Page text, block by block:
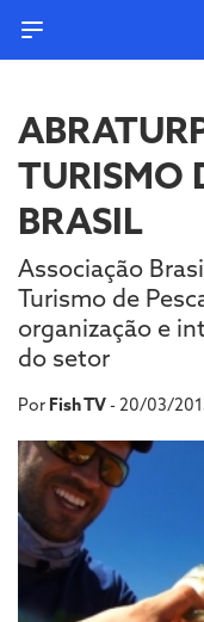
TURISMO
BRASIL
Associação
Turismo de
organização e
do setor
Por Fish TV- 20/03/